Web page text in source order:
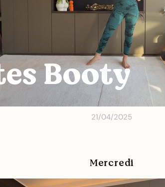
Booty
21/04/2025
Mercredi